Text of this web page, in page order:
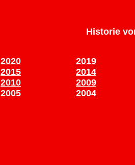
Historie
2020
2019
2015
2014
2010
2009
2005
2004